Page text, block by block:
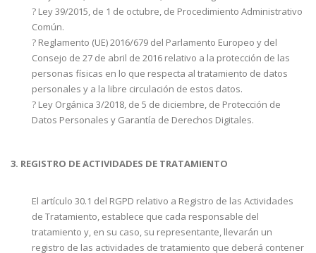
? Ley 39/2015, de 1 de octubre, de Procedimiento Administrativo
Común.
? Reglamento (UE) 2016/679 del Parlamento Europeo y del
Consejo de 27 de abril de 2016 relativo a la protección de las
personas físicas en lo que respecta al tratamiento de datos
personales y a la libre circulación de estos datos.
? Ley Orgánica 3/2018, de 5 de diciembre, de Protección de
Datos Personales y Garantía de Derechos Digitales.
3. REGISTRO DE ACTIVIDADES DE TRATAMIENTO
El artículo 30.1 del RGPD relativo a Registro de las Actividades
de Tratamiento, establece que cada responsable del
tratamiento y, en su caso, su representante, llevarán un
registro de las actividades de tratamiento que deberá contener